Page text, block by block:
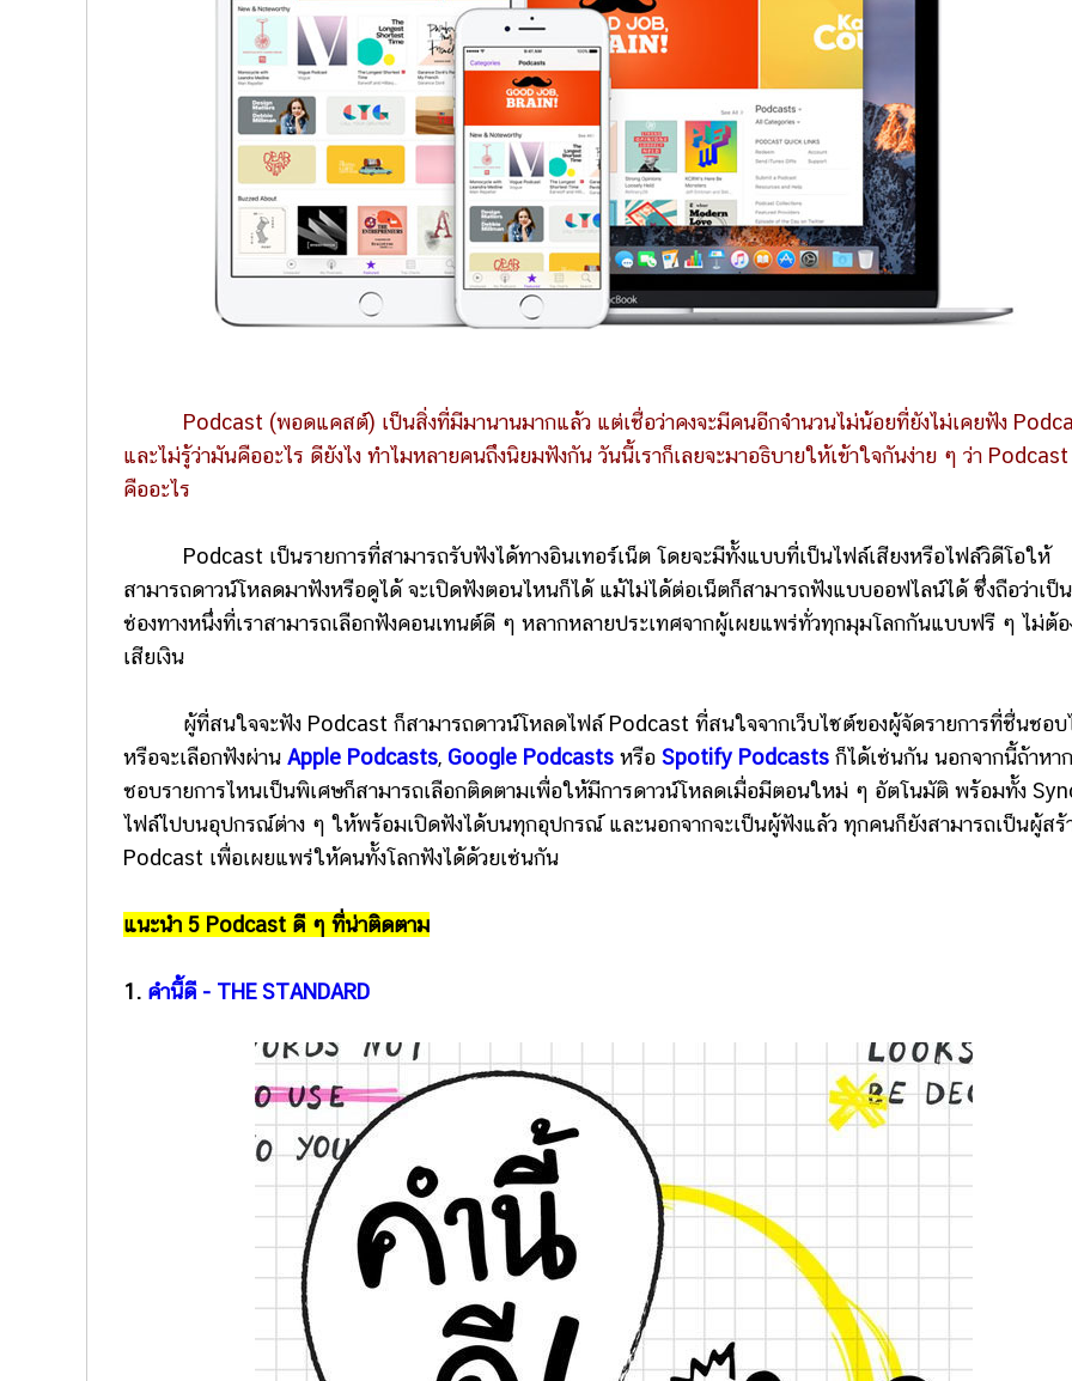
Podcast (พอดแคสต์) เป็นสิ่งที่มีมานานมากแล้ว แต่เชื่อว่าคงจะมีคนอีกจำนวนไม่น้อยที่ยังไม่เคยฟัง
และไม่รู้ว่ามันคืออะไร ดียังไง ทำไมหลายคนถึงนิยมฟังกัน วันนี้เราก็เลยจะมาอธิบายให้เข้าใจกันง่าย ๆ ว่า
คืออะไร
Podcast เป็นรายการที่สามารถรับฟังได้ทางอินเทอร์เน็ต โดยจะมีทั้งแบบที่เป็นไฟล์เสียงหรือไฟล์วิดีโอให้
สามารถดาวน์โหลดมาฟังหรือดูได้ จะเปิดฟังตอนไหนก็ได้ แม้ไม่ได้ต่อเน็ตก็สามารถฟังแบบออฟไลน์ได้ ซึ่งถือว่าเป็
ช่องทางหนึ่งที่เราสามารถเลือกฟังคอนเทนต์ดี ๆ หลากหลายประเทศจากผู้เผยแพร่ทั่วทุกมุมโลกกันแบบฟรี ๆ ไม่ต้อ
เสียเงิน
ผู้ที่สนใจจะฟัง Podcast ก็สามารถดาวน์โหลดไฟล์ Podcast ที่สนใจจากเว็บไซต์ของผู้จัดรายการที่ชื่นชอบ
หรือจะเลือกฟังผ่าน Apple Podcasts, Google Podcasts หรือ Spotify Podcasts ก็ได้เช่นกัน นอกจากนี้ถ้าหา
ชอบรายการไหนเป็นพิเศษก็สามารถเลือกติดตามเพื่อให้มีการดาวน์โหลดเมื่อมีตอนใหม่ ๆ อัตโนมัติ พร้อมทั้ง
ไฟล์ไปบนอุปกรณ์ต่าง ๆ ให้พร้อมเปิดฟังได้บนทุกอุปกรณ์ และนอกจากจะเป็นผู้ฟังแล้ว ทุกคนก็ยังสามารถเป็นผู้สร้
Podcast เพื่อเผยแพร่ให้คนทั้งโลกฟังได้ด้วยเช่นกัน
แนะนำ 5 Podcast ดี ๆ ที่น่าติดตาม
1. คำนี้ดี - THE STANDARD